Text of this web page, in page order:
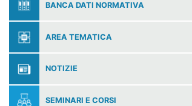
BANCA DATI NORMATIVA
AREA TEMATICA
NOTIZIE
SEMINARI E CORSI